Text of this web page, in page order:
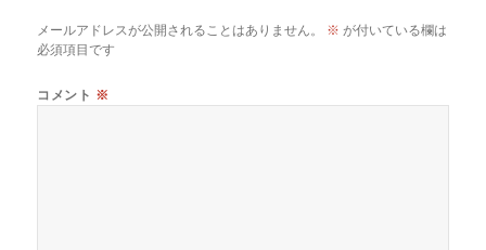
メールアドレスが公開されることはありません。 ※ が付いている欄は
必須項目です
コメント ※